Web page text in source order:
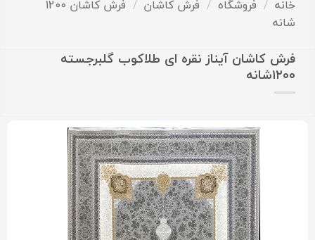
خانه / فروشگاه / فرش کاشان /
فرش کاشان 1200
شانه
فرش کاشان آیناز نقره ای طلاکوب گلبرجسته
۱۲۰۰شانه